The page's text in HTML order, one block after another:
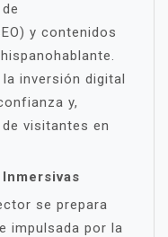
y contenidos
inversión digital
y,
visitantes en
se prepara
impulsada por la